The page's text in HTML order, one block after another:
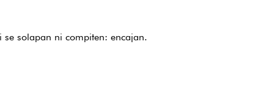
solapan ni compiten: encajan.